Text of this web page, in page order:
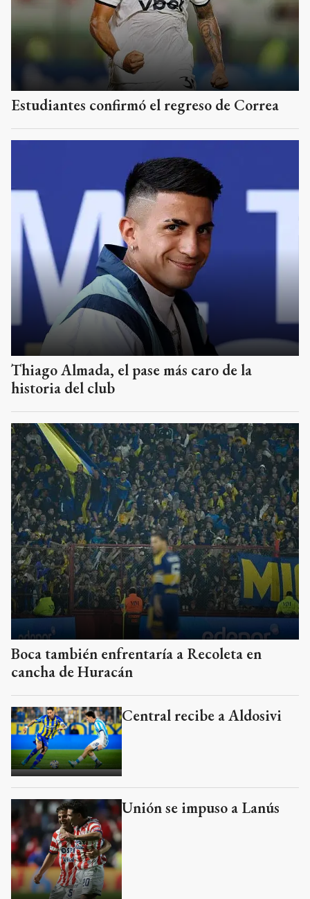
Estudiantes confirmó el regreso de Correa
Thiago Almada, el pase más caro de la
historia del club
Boca también enfrentaría a Recoleta en
cancha de Huracán
Central recibe a Aldosivi
Unión se impuso a Lanús